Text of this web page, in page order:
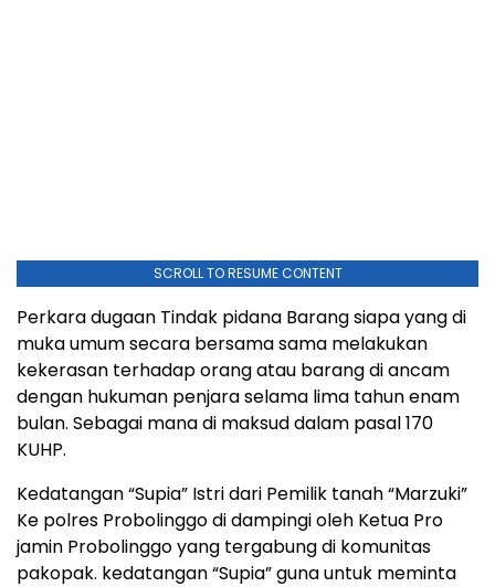
SCROLL TO RESUME CONTENT
Perkara dugaan Tindak pidana Barang siapa yang di
muka umum secara bersama sama melakukan
kekerasan terhadap orang atau barang di ancam
dengan hukuman penjara selama lima tahun enam
bulan. Sebagai mana di maksud dalam pasal 170
KUHP.
Kedatangan “Supia” Istri dari Pemilik tanah “Marzuki”
Ke polres Probolinggo di dampingi oleh Ketua Pro
jamin Probolinggo yang tergabung di komunitas
pakopak. kedatangan “Supia” guna untuk meminta